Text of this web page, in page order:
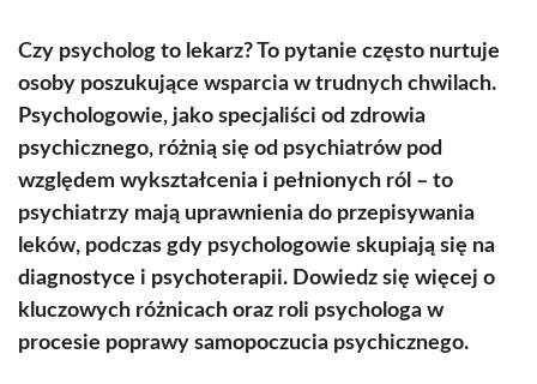
Czy psycholog to lekarz? To pytanie często nurtuje
osoby poszukujące wsparcia w trudnych chwilach.
Psychologowie, jako specjaliści od zdrowia
psychicznego, różnią się od psychiatrów pod
względem wykształcenia i pełnionych ról – to
psychiatrzy mają uprawnienia do przepisywania
leków, podczas gdy psychologowie skupiają się na
diagnostyce i psychoterapii. Dowiedz się więcej o
kluczowych różnicach oraz roli psychologa w
procesie poprawy samopoczucia psychicznego.